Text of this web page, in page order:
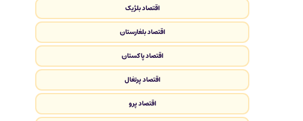
اقتصاد بلژیک
اقتصاد بلغارستان
اقتصاد پاکستان
اقتصاد پرتغال
اقتصاد پرو